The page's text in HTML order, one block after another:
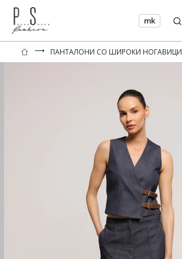
mk
⟶ ПАНТАЛОНИ СО ШИРОКИ НОГАВИЦИ